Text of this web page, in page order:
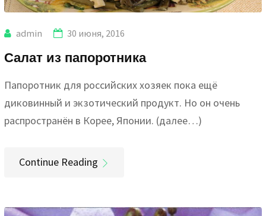
admin 30 июня, 2016
Салат из папоротника
Папоротник для российских хозяек пока ещё
диковинный и экзотический продукт. Но он очень
распространён в Корее, Японии. (далее…)
Continue Reading